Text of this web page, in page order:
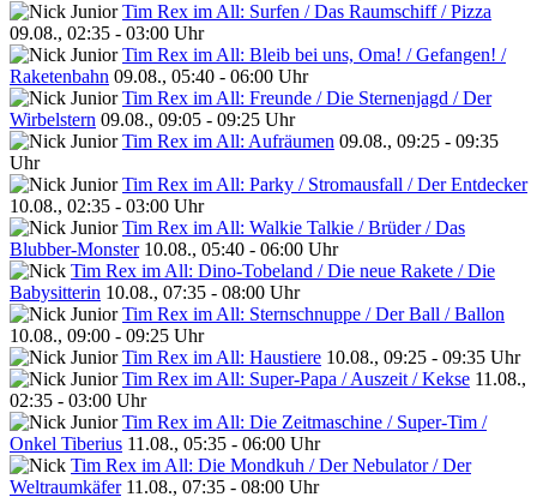
Tim Rex im All: Surfen / Das Raumschiff / Pizza
09.08., 02:35 - 03:00 Uhr
Tim Rex im All: Bleib bei uns, Oma! / Gefangen! /
Raketenbahn 09.08., 05:40 - 06:00 Uhr
Tim Rex im All: Freunde / Die Sternenjagd / Der
Wirbelstern 09.08., 09:05 - 09:25 Uhr
Tim Rex im All: Aufräumen 09.08., 09:25 - 09:35
Uhr
Tim Rex im All: Parky / Stromausfall / Der Entdecker
10.08., 02:35 - 03:00 Uhr
Tim Rex im All: Walkie Talkie / Brüder / Das
Blubber-Monster 10.08., 05:40 - 06:00 Uhr
Tim Rex im All: Dino-Tobeland / Die neue Rakete / Die
Babysitterin 10.08., 07:35 - 08:00 Uhr
Tim Rex im All: Sternschnuppe / Der Ball / Ballon
10.08., 09:00 - 09:25 Uhr
Tim Rex im All: Haustiere 10.08., 09:25 - 09:35 Uhr
Tim Rex im All: Super-Papa / Auszeit / Kekse 11.08.,
02:35 - 03:00 Uhr
Tim Rex im All: Die Zeitmaschine / Super-Tim /
Onkel Tiberius 11.08., 05:35 - 06:00 Uhr
Tim Rex im All: Die Mondkuh / Der Nebulator / Der
Weltraumkäfer 11.08., 07:35 - 08:00 Uhr